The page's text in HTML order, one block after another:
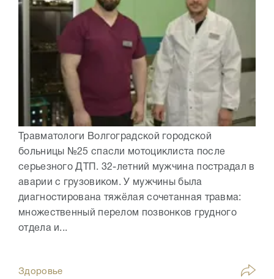
Травматологи Волгоградской городской
больницы №25 спасли мотоциклиста после
серьезного ДТП. 32-летний мужчина пострадал в
аварии с грузовиком. У мужчины была
диагностирована тяжёлая сочетанная травма:
множественный перелом позвонков грудного
отдела и...
Здоровье